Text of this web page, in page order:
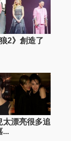
2》創造了
太漂亮很多追
...